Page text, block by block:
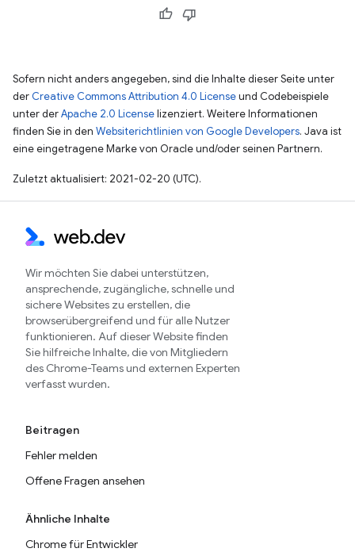
Sofern nicht anders angegeben, sind die Inhalte dieser Seite unter
der Creative Commons Attribution 4.0 Licenseund Codebeispiele
unter derApache 2.0 Licenselizenziert. Weitere Informationen
finden Sie in den Websiterichtlinien von Google Developers. Java ist
eine eingetragene Marke von Oracle und/oder seinen Partnern.
Zuletzt aktualisiert: 2021-02-20 (UTC).
Wir möchten Sie dabei unterstützen,
ansprechende, zugängliche, schnelle und
sichere Websites zu erstellen, die
browserübergreifend und für alle Nutzer
funktionieren. Auf dieser Website finden
Sie hilfreiche Inhalte, die von Mitgliedern
des Chrome-Teams und externen Experten
verfasst wurden.
Beitragen
Fehler melden
Offene Fragen ansehen
Ähnliche Inhalte
Chrome für Entwickler